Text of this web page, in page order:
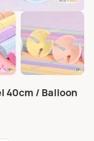
40cm / Balloon